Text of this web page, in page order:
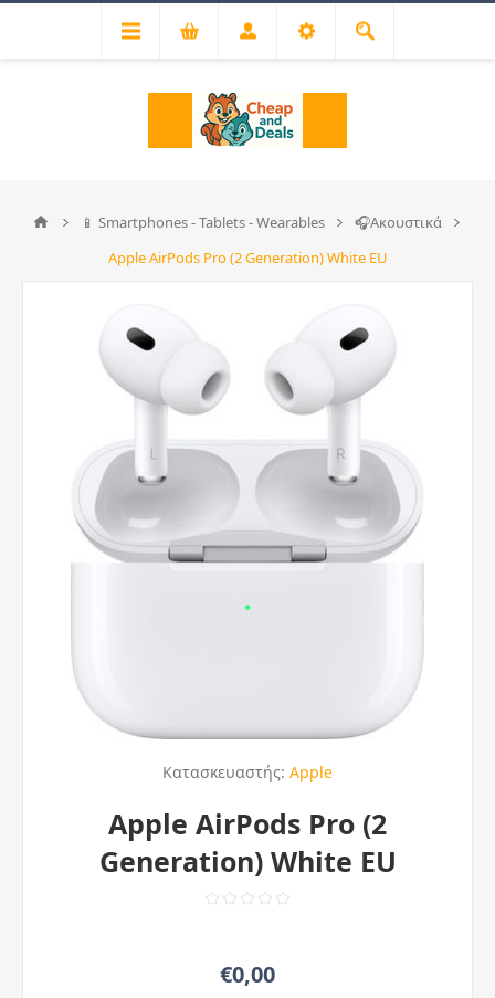
📱 Smartphones - Tablets - Wearables
🎧Ακουστικά
Apple AirPods Pro (2 Generation) White EU
Κατασκευαστής: Apple
Apple AirPods Pro (2
Generation) White EU
€0,00